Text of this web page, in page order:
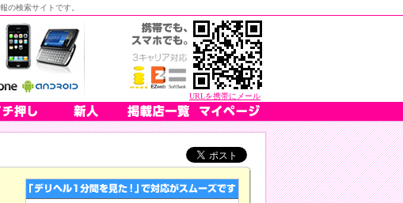
の検索サイトです。
URLを携帯にメール